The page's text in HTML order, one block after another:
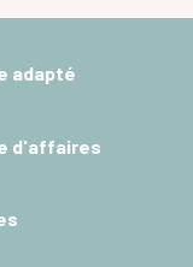
adapté
d'affaires